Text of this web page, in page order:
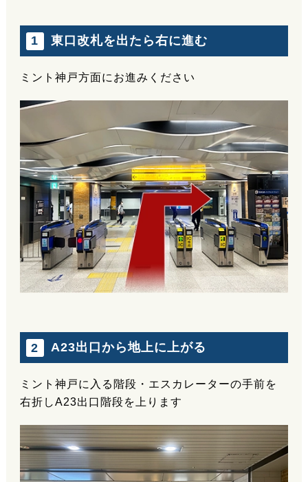
1 東口改札を出たら右に進む
ミント神戸方面にお進みください
2 A23出口から地上に上がる
ミント神戸に入る階段・エスカレーターの手前を
右折しA23出口階段を上ります